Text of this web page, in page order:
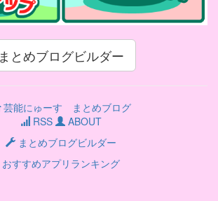
まとめブログビルダー
芸能にゅーす まとめブログ
RSS
ABOUT
まとめブログビルダー
おすすめアプリランキング